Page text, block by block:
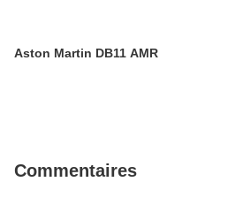
Aston Martin DB11 AMR
Commentaires